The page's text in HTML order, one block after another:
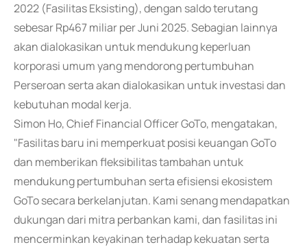
2022 (Fasilitas Eksisting), dengan saldo terutang
sebesar Rp467 miliar per Juni 2025. Sebagian lainnya
akan dialokasikan untuk mendukung keperluan
korporasi umum yang mendorong pertumbuhan
Perseroan serta akan dialokasikan untuk investasi dan
kebutuhan modal kerja.
Simon Ho, Chief Financial Officer GoTo, mengatakan,
"Fasilitas baru ini memperkuat posisi keuangan GoTo
dan memberikan fleksibilitas tambahan untuk
mendukung pertumbuhan serta efisiensi ekosistem
GoTo secara berkelanjutan. Kami senang mendapatkan
dukungan dari mitra perbankan kami, dan fasilitas ini
mencerminkan keyakinan terhadap kekuatan serta